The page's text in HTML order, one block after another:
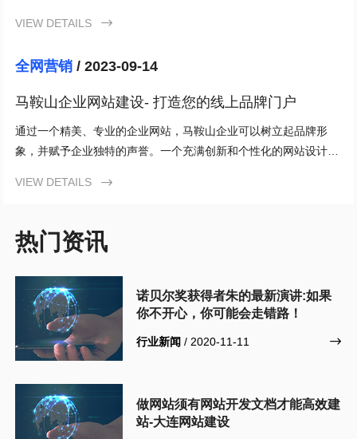
VIEW DETAILS

全网营销 / 2023-09-14
马鞍山企业网站建设- 打造您的线上品牌门户
通过一个精美、专业的企业网站，马鞍山企业可以树立起品牌形
象，并赋予企业独特的声誉。一个充满创新和个性化的网站设计可
VIEW DETAILS

热门资讯
诺贝尔奖获得者朱的最新演讲:如果
你不开心，你可能会走错路！
行业新闻 / 2020-11-11 
做网站须有网站开发文档才能高效建
站-大连网站建设